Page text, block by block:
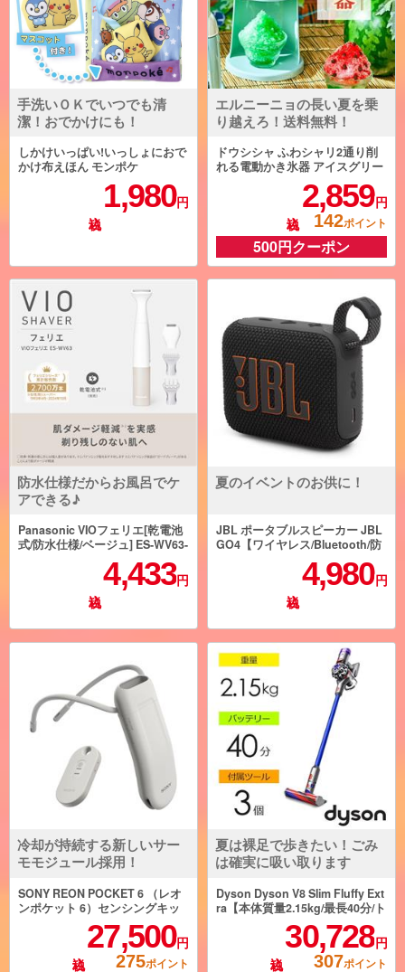
手洗いＯＫでいつでも清
潔！おでかけにも！
しかけいっぱい!いっしょにおで
かけ布えほん モンポケ
1,980円
エルニーニョの長い夏を乗
り越えろ！送料無料！
ドウシシャ ふわシャリ2通り削
れる電動かき氷器 アイスグリー
2,859円
142ポイント
500円クーポン
防水仕様だからお風呂でケ
アできる♪
Panasonic VIOフェリエ[乾電池
式/防水仕様/ベージュ] ES-WV63-
4,433円
夏のイベントのお供に！
JBL ポータブルスピーカー JBL
GO4【ワイヤレス/Bluetooth/防
水/ブラック】 JBLGO4BLK
4,980 円
冷却が持続する新しいサー
モモジュール採用！
SONY REON POCKET 6 （レオ
ンポケット 6）センシングキッ
27,500円
275ポイント
夏は裸足で歩きたい！ごみ
は確実に吸い取ります
Dyson Dyson V8 Slim Fluffy Ext
ra【本体質量2.15kg/最長40分/ト
リガー式/ブルー】 SV10KEXTB
30,728 円
307ポイント